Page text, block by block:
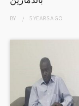
BY 5 YEARSAGO